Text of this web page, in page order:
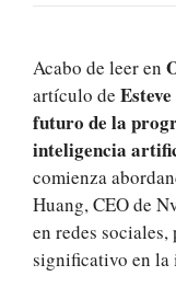
Acabo de leer en
artículo de
futuro de la
inteligencia
comienza
Huang, CEO de
en redes
significativo en la